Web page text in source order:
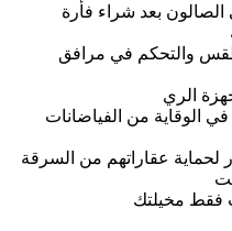
بعد شراء فأرة
والتحكم في مرافق
الري
الوقاية من الفياضانات
عقاراتهم من السرقة
فقط مخيلتك